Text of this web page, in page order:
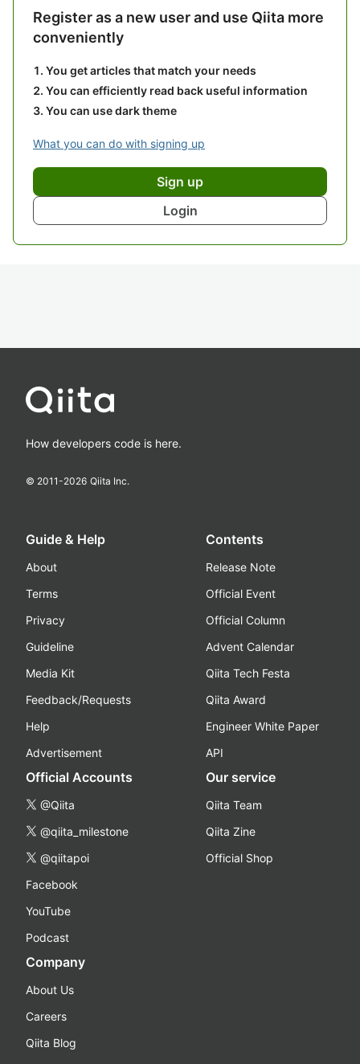
Register as a new user and use Qiita more
conveniently
You get articles that match your needs
You can efficiently read back useful information
You can use dark theme
What you can do with signing up
Sign up
Login
How developers code is here.
© 2011-2026 Qiita Inc.
Guide & Help
About
Terms
Privacy
Guideline
Media Kit
Feedback/Requests
Help
Advertisement
Contents
Release Note
Official Event
Official Column
Advent Calendar
Qiita Tech Festa
Qiita Award
Engineer White Paper
API
Official Accounts
@Qiita
@qiita_milestone
@qiitapoi
Facebook
YouTube
Podcast
Our service
Qiita Team
Qiita Zine
Official Shop
Company
About Us
Careers
Qiita Blog